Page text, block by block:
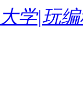
学|玩